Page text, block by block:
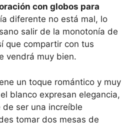
con globos para
diferente no está mal, lo
salir de la monotonía de
que compartir con tus
vendrá muy bien.
un toque romántico y muy
blanco expresan elegancia,
ser una increíble
tomar dos mesas de